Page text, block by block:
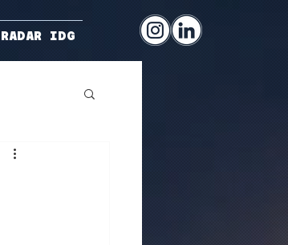
RADAR IDG